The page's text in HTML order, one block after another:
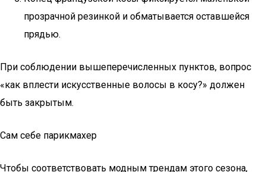
прозрачной резинкой и обматывается оставшейся
прядью.
При соблюдении вышеперечисленных пунктов, вопрос
«как вплести искусственные волосы в косу?» должен
быть закрытым.
Сам себе парикмахер
Чтобы соответствовать модным трендам этого сезона,